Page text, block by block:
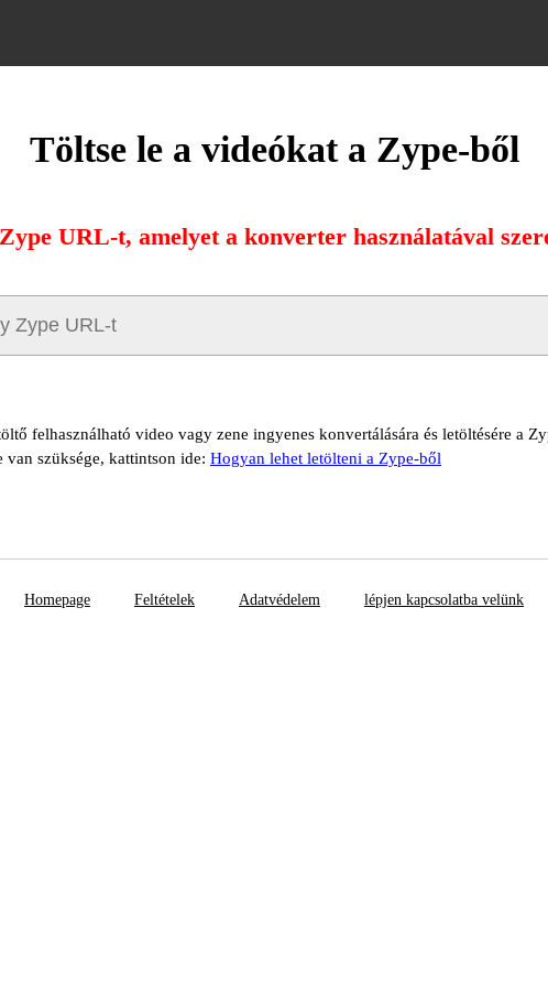
Töltse le a videókat a Zype-ből
URL-t, amelyet a konverter használatával
felhasználható video vagy zene ingyenes konvertálására és letöltésére a
van szüksége, kattintson ide: Hogyan lehet letölteni a Zype-ből
Homepage Feltételek Adatvédelem lépjen kapcsolatba velünk